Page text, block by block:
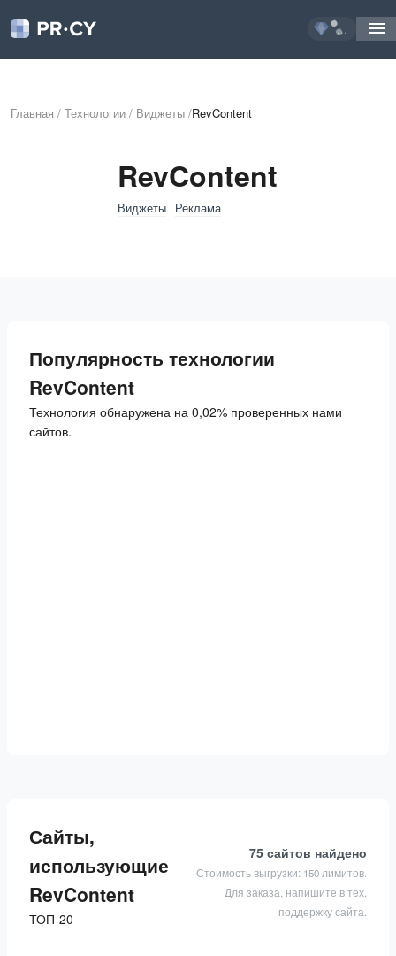
...
Главная / Технологии / Виджеты /RevContent
RevContent
Виджеты Реклама
Популярность технологии
RevContent
Технология обнаружена на 0,02% проверенных нами
сайтов.
Сайты,
использующие
RevContent
ТОП-20
75 сайтов найдено
Стоимость выгрузки: 150 лимитов.
Для заказа, напишите в тех.
поддержку сайта.